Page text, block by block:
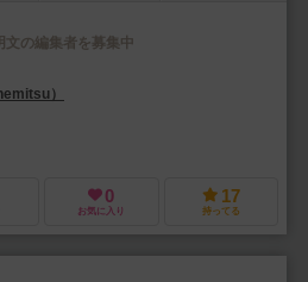
文の編集者を募集中
）
0
お気に入り
17
持ってる